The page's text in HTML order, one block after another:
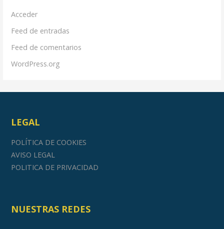
Acceder
Feed de entradas
Feed de comentarios
WordPress.org
LEGAL
POLÍTICA DE COOKIES
AVISO LEGAL
POLITICA DE PRIVACIDAD
NUESTRAS REDES